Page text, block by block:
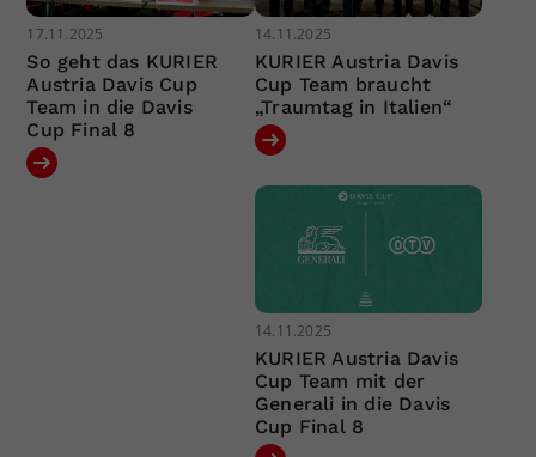
17.11.2025
So geht das KURIER
Austria Davis Cup
Team in die Davis
Cup Final 8
14.11.2025
KURIER Austria Davis
Cup Team braucht
„Traumtag in Italien“
14.11.2025
KURIER Austria Davis
Cup Team mit der
Generali in die Davis
Cup Final 8